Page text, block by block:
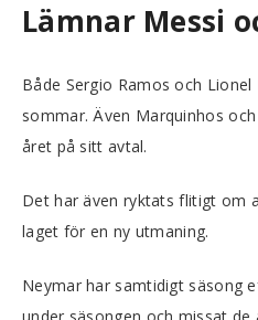
Lämnar Messi
Både Sergio Ramos och
sommar. Även Marquinhos
året på sitt avtal.
Det har även ryktats flitigt om
laget för en ny utmaning.
Neymar har samtidigt säsong
under säsongen och missat